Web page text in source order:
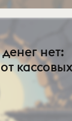
нет:
кассовых